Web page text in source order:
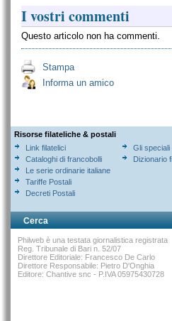
I vostri commenti
Questo articolo non ha commenti.
Stampa
Informa un amico
Risorse filateliche & postali
Link filatelici
Cataloghi di francobolli
Le serie ordinarie italiane
Tariffe Postali
Decreti Postali
Gli speciali
Dizionario
Cerca
Philweb è una testata giornalistica registrata
Reg. Tribunale di Bari n. 52/07
Direttore Editoriale: Francesco De Carlo
Direttore Responsabile: Pietro D'Onghia
Editore: Chantive snc - P.IVA 05975430728